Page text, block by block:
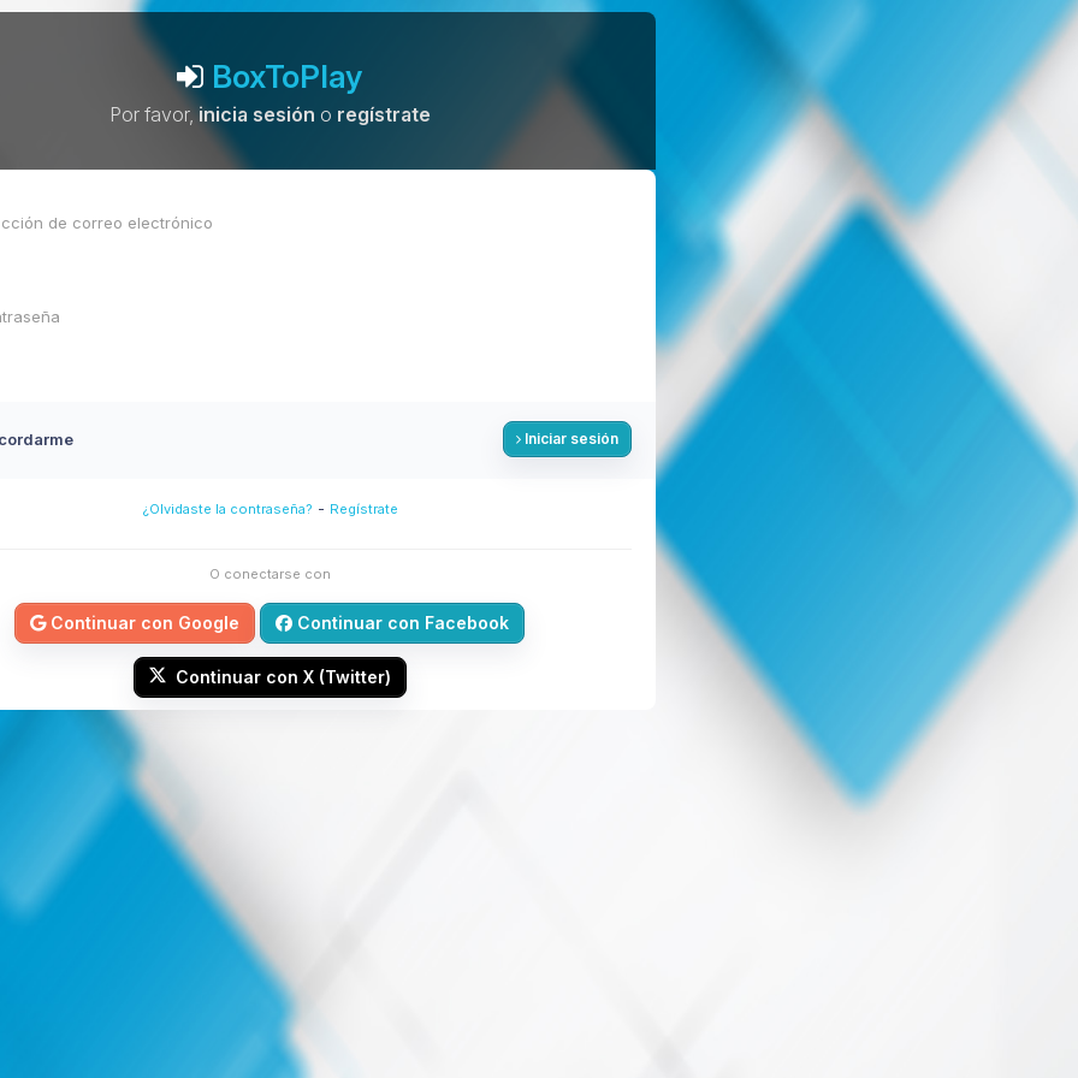
BoxToPlay
Por favor,inicia sesión o regístrate
Iniciar sesión
¿Olvidaste la contraseña? - Regístrate
O conectarse con
Continuar con Google Continuar con Facebook
Continuar con X (Twitter)